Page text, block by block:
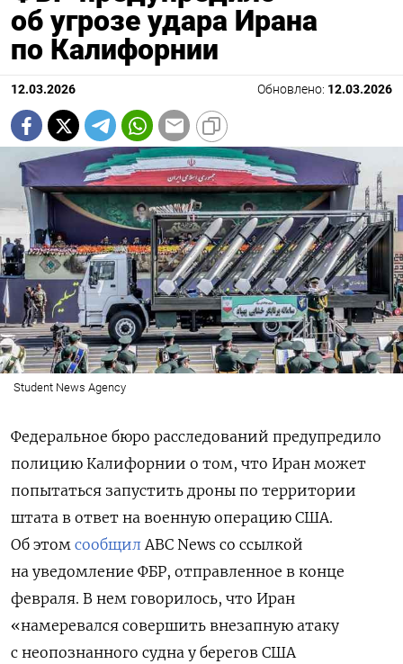
об угрозе удара Ирана
по Калифорнии
12.03.2026 Обновлено: 12.03.2026
Student News Agency
Федеральное бюро расследований предупредило
полицию Калифорнии о том, что Иран может
попытаться запустить дроны по территории
штата в ответ на военную операцию США.
Об этом сообщил ABC News со ссылкой
на уведомление ФБР, отправленное в конце
февраля. В нем говорилось, что Иран
«намеревался совершить внезапную атаку
с неопознанного судна у берегов США